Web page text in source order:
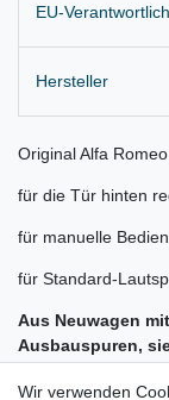
EU-
Hersteller
Original Alfa
für die Tür hinten
für manuelle
für Standard-
Aus Neuwagen
Ausbauspuren,
Lieferung wie
Wir verwenden